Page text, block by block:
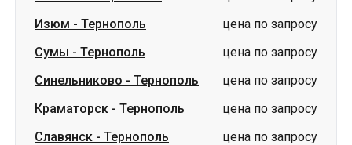
Изюм - Тернополь
цена по запросу
Сумы - Тернополь
цена по запросу
Синельниково - Тернополь
цена по запросу
Краматорск - Тернополь
цена по запросу
Славянск - Тернополь цена по запросу